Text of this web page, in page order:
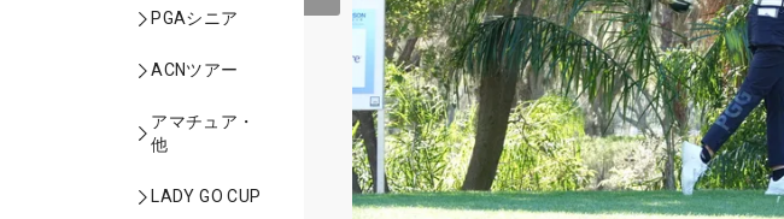
PGAシニア
ACNツアー
アマチュア・
他
LADY GO CUP